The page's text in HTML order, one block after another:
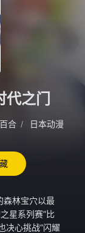
之门
百合 / 日本动漫
森林宝穴以最
星系列赛”比
决心挑战“闪耀